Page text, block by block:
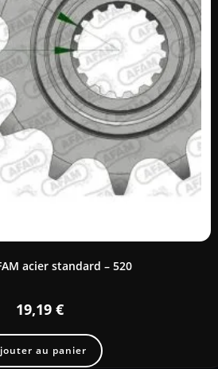
acier standard – 520
19,19 €
au panier